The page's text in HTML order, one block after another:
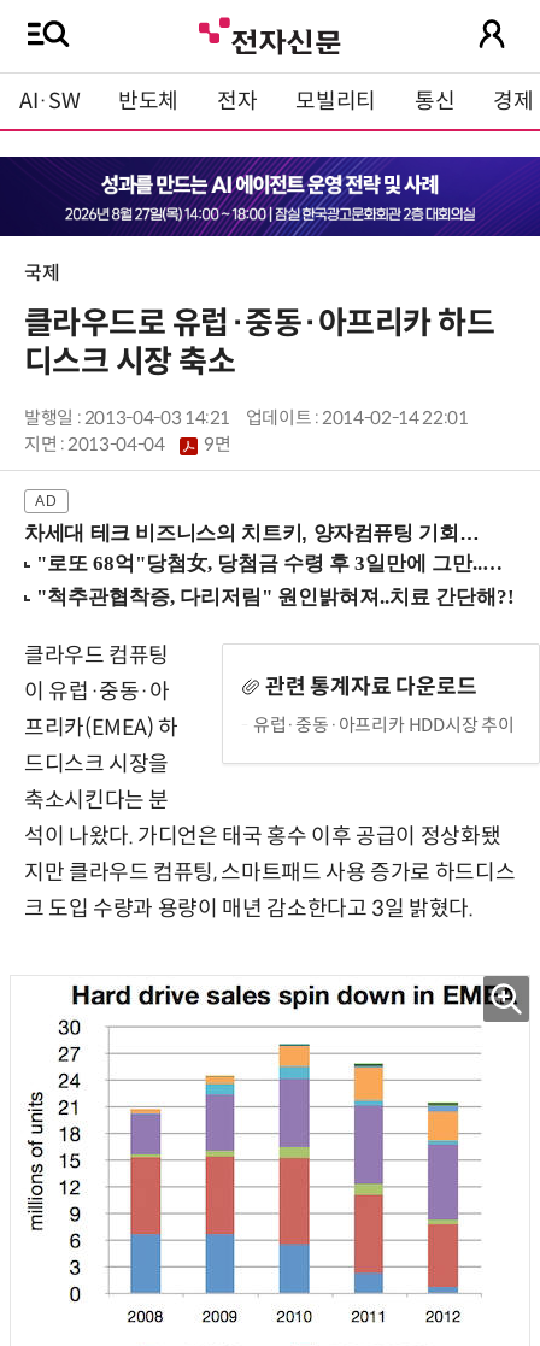
AI·SW 반도체 전자 모빌리티 통신 경제
국제
클라우드로 유럽·중동·아프리카 하드
디스크 시장 축소
발행일 : 2013-04-03 14:21
업데이트 : 2014-02-14 22:01
지면 :2013-04-04 9면
차세대 테크 비즈니스의 치트키, 양자컴퓨팅 기회를 선점하라! (8/28 강남역)
관련 통계자료 다운로드
유럽·중동·아프리카 HDD시장 추이
클라우드 컴퓨팅
이 유럽·중동·아
프리카(EMEA) 하
드디스크 시장을
축소시킨다는 분
석이 나왔다. 가디언은 태국 홍수 이후 공급이 정상화됐
지만 클라우드 컴퓨팅, 스마트패드 사용 증가로 하드디스
크 도입 수량과 용량이 매년 감소한다고 3일 밝혔다.